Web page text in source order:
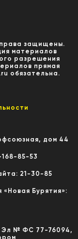
защищены.
материалов
разрешения
прямая
обязательна.
дом 44
85-53
21-30-85
Бурятия»:
Эл № ФС 77-76094,